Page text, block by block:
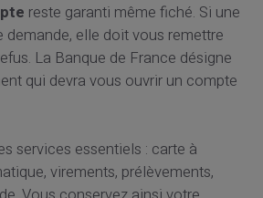
reste garanti même fiché. Si une
demande, elle doit vous remettre
La Banque de France désigne
qui devra vous ouvrir un compte
services essentiels : carte à
virements, prélèvements,